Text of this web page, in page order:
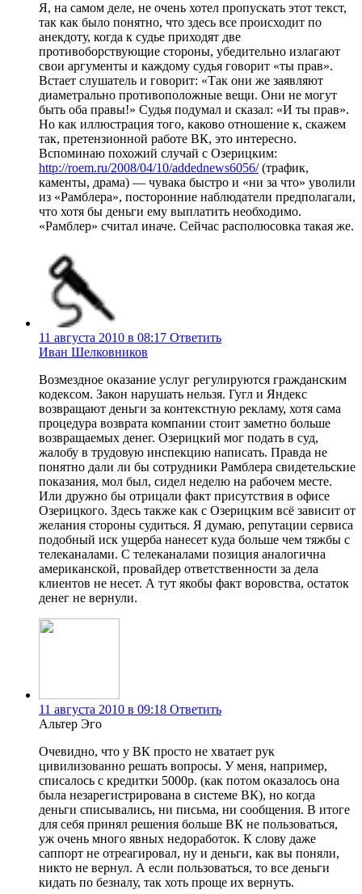
Я, на самом деле, не очень хотел пропускать этот текст,
так как было понятно, что здесь все происходит по
анекдоту, когда к судье приходят две
противоборствующие стороны, убедительно излагают
свои аргументы и каждому судья говорит «ты прав».
Встает слушатель и говорит: «Так они же заявляют
диаметрально противоположные вещи. Они не могут
быть оба правы!» Судья подумал и сказал: «И ты прав».
Но как иллюстрация того, каково отношение к, скажем
так, претензионной работе ВК, это интересно.
Вспоминаю похожий случай с Озерицким:
http://roem.ru/2008/04/10/addednews6056/(трафик,
каменты, драма) — чувака быстро и «ни за что» уволили
из «Рамблера», посторонние наблюдатели предполагали,
что хотя бы деньги ему выплатить необходимо.
«Рамблер» считал иначе. Сейчас располюсовка такая же.
11 августа 2010 в 08:17 Ответить
Иван Шелковников
Возмездное оказание услуг регулируются гражданским
кодексом. Закон нарушать нельзя. Гугл и Яндекс
возвращают деньги за контекстную рекламу, хотя сама
процедура возврата компании стоит заметно больше
возвращаемых денег. Озерицкий мог подать в суд,
жалобу в трудовую инспекцию написать. Правда не
понятно дали ли бы сотрудники Рамблера свидетельские
показания, мол был, сидел неделю на рабочем месте.
Или дружно бы отрицали факт присутствия в офисе
Озерицкого. Здесь также как с Озерицким всё зависит от
желания стороны судиться. Я думаю, репутации сервиса
подобный иск ущерба нанесет куда больше чем тяжбы с
телеканалами. С телеканалами позиция аналогична
американской, провайдер ответственности за дела
клиентов не несет. А тут якобы факт воровства, остаток
денег не вернули.
11 августа 2010 в 09:18 Ответить
Альтер Эго
Очевидно, что у ВК просто не хватает рук
цивилизованно решать вопросы. У меня, например,
списалось с кредитки 5000р. (как потом оказалось она
была незарегистрирована в системе ВК), но когда
деньги списывались, ни письма, ни сообщения. В итоге
для себя принял решения больше ВК не пользоваться,
уж очень много явных недоработок. К слову даже
саппорт не отреагировал, ну и деньги, как вы поняли,
никто не вернул. А если пользоваться, то все деньги
кидать по безналу, так хоть проще их вернуть.